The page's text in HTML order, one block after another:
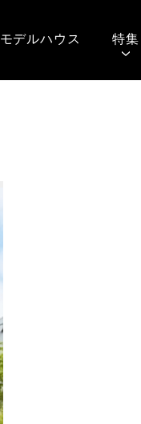
モデルハウス 特集